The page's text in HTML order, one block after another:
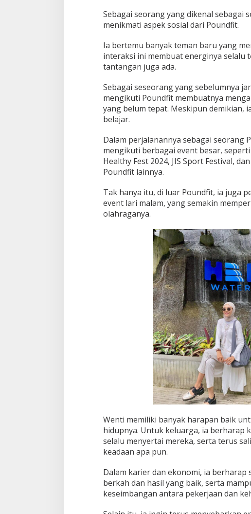
Sebagai seorang yang dikenal sebagai
menikmati aspek sosial dari Poundfit.
Ia bertemu banyak teman baru yang
interaksi ini membuat energinya selalu
tantangan juga ada.
Sebagai seseorang yang sebelumnya
mengikuti Poundfit membuatnya
yang belum tepat. Meskipun demikian,
belajar.
Dalam perjalanannya sebagai seorang
mengikuti berbagai event besar,
Healthy Fest 2024, JIS Sport Festival,
Poundfit lainnya.
Tak hanya itu, di luar Poundfit, ia juga
event lari malam, yang semakin
olahraganya.
Wenti memiliki banyak harapan baik
hidupnya. Untuk keluarga, ia berharap
selalu menyertai mereka, serta terus
keadaan apa pun.
Dalam karier dan ekonomi, ia berharap
berkah dan hasil yang baik, serta
keseimbangan antara pekerjaan dan